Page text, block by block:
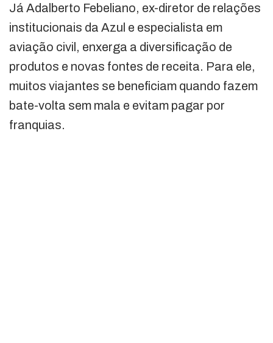
Já Adalberto Febeliano, ex-diretor de relações
institucionais da Azul e especialista em
aviação civil, enxerga a diversificação de
produtos e novas fontes de receita. Para ele,
muitos viajantes se beneficiam quando fazem
bate-volta sem mala e evitam pagar por
franquias.